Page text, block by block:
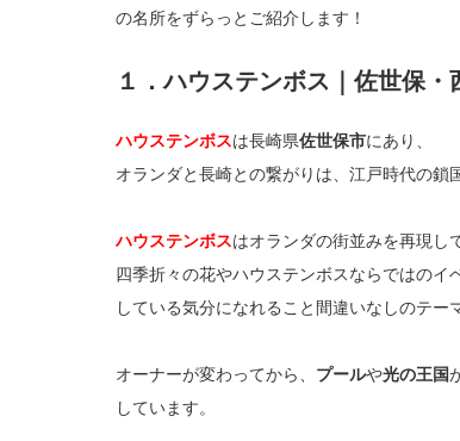
の名所をずらっとご紹介します！
１．ハウステンボス｜佐世保・
ハウステンボスは長崎県佐世保市にあり、
オランダと長崎との繋がりは、江戸時代の鎖
ハウステンボスはオランダの街並みを再現し
四季折々の花やハウステンボスならではの
している気分になれること間違いなしのテー
オーナーが変わってから、 プールや光の王国
しています。